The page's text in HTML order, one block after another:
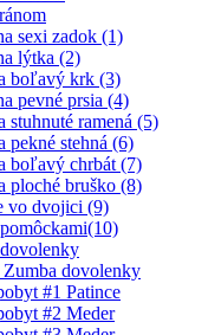
sexi zadok (1)
lýtka (2)
boľavý krk (3)
pevné prsia (4)
stuhnuté ramená (5)
pekné stehná (6)
boľavý chrbát (7)
ploché bruško (8)
vo dvojici (9)
dovolenky
#1 Patince
#2 Meder